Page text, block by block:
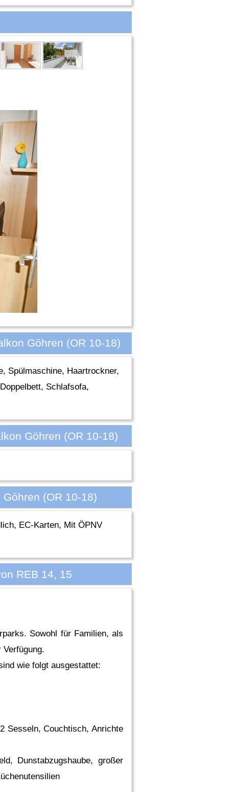
Göhren (OR 10-18)
Spülmaschine, Haartrockner,
Schlafsofa,
Göhren (OR 10-18)
(OR 10-18)
EC-Karten, Mit ÖPNV
REB 14, 15
Sowohl für Familien, als
wie folgt ausgestattet:
Couchtisch, Anrichte
großer